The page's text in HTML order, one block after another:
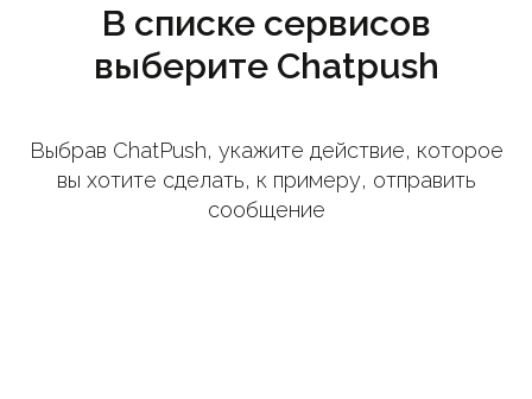
В списке сервисов
выберите Chatpush
Выбрав ChatPush, укажите действие, которое
вы хотите сделать, к примеру, отправить
сообщение